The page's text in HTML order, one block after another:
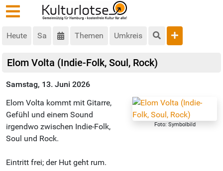
Heute Sa Themen Umkreis
Elom Volta (Indie-Folk, Soul, Rock)
Samstag, 13. Juni 2026
Foto: Symbolbild
Elom Volta kommt mit Gitarre,
Gefühl und einem Sound
irgendwo zwischen Indie-Folk,
Soul und Rock.
Eintritt frei; der Hut geht rum.